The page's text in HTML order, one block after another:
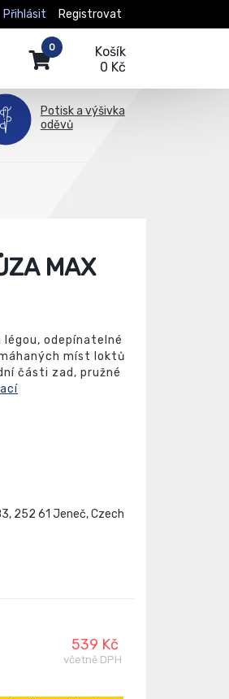
Registrovat
Přihlásit
Košík
0 Kč
0
Potisk a výšivka
oděvů
MAX
odepínatelné
míst loktů
části zad, pružné
252 61 Jeneč, Czech
539 Kč
včetně DPH